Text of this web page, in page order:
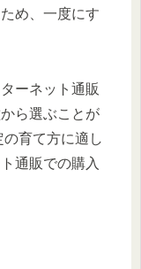
め、一度にす
ーネット通販
ら選ぶことが
育て方に適し
通販での購入